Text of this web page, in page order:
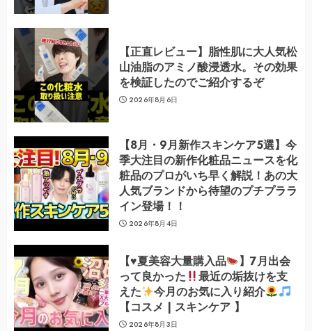
【正直レビュー】脂性肌に大人気松
山油脂のアミノ酸浸透水。その効果
を検証したのでご紹介するぞ
2026年8月6日
【8月・9月新作スキンケア5選】今
季大注目の新作化粧品ニュースを化
粧品のプロがいち早く解説！あの大
人気ブランドから待望のプチプララ
イン登場！！
2026年8月4日
【♥️夏美容大量購入品
】7月出会
って良かった
最近の垢抜けを支
えた
今月のお気に入り紹介
【コスメ | スキンケア 】
2026年8月3日